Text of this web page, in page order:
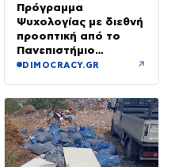
Πρόγραμμα
Ψυχολογίας με διεθνή
προοπτική από το
Πανεπιστήμιο
Λευκωσίας
DIMOCRACY.GR ↗